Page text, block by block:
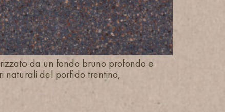
da un fondo bruno profondo e
naturali del porfido trentino,